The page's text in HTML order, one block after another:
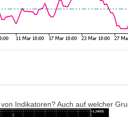
Indikatoren? Auch auf welcher